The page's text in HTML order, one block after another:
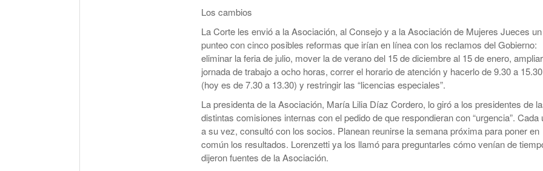
Los cambios
La Corte les envió a la Asociación, al Consejo y a la Asociación de Mujeres Jueces un
punteo con cinco posibles reformas que irían en línea con los reclamos del Gobierno:
eliminar la feria de julio, mover la de verano del 15 de diciembre al 15 de enero,
jornada de trabajo a ocho horas, correr el horario de atención y hacerlo de 9.30 a 15.30
(hoy es de 7.30 a 13.30) y restringir las “licencias especiales”.
La presidenta de la Asociación, María Lilia Díaz Cordero, lo giró a los presidentes de
distintas comisiones internas con el pedido de que respondieran con “urgencia”. Cada
a su vez, consultó con los socios. Planean reunirse la semana próxima para poner en
común los resultados. Lorenzetti ya los llamó para preguntarles cómo venían de
dijeron fuentes de la Asociación.